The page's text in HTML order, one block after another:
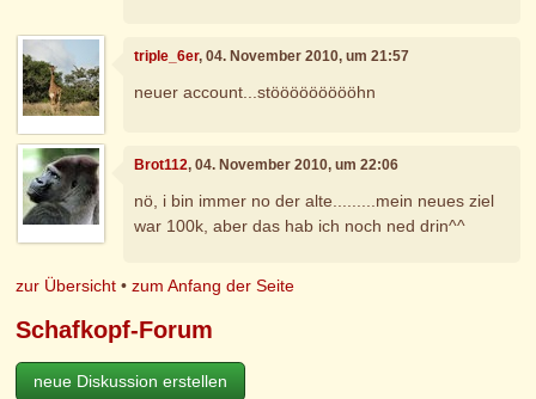
triple_6er, 04. November 2010, um 21:57
neuer account...stöööööööööhn
Brot112, 04. November 2010, um 22:06
nö, i bin immer no der alte.........mein neues ziel
war 100k, aber das hab ich noch ned drin^^
zur Übersicht •zum Anfang der Seite
Schafkopf-Forum
neue Diskussion erstellen